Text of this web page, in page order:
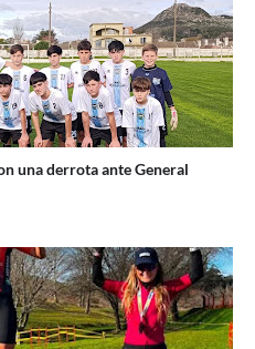
una derrota ante General